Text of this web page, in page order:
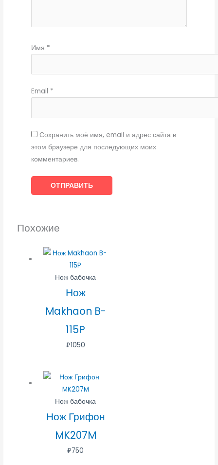
Имя *
Email *
Сохранить моё имя, email и адрес сайта в
этом браузере для последующих моих
комментариев.
Похожие
Нож бабочка
Нож
Makhaon B-
115P
₽1050
Нож бабочка
Нож Грифон
MK207M
₽750